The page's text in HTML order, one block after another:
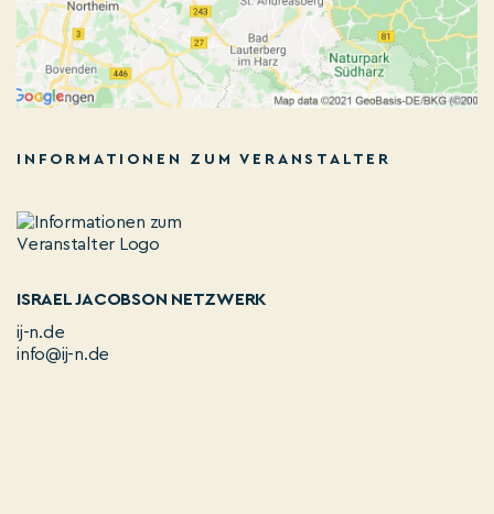
INFORMATIONEN ZUM VERANSTALTER
ISRAEL JACOBSON NETZWERK
ij-n.de
info@ij-n.de